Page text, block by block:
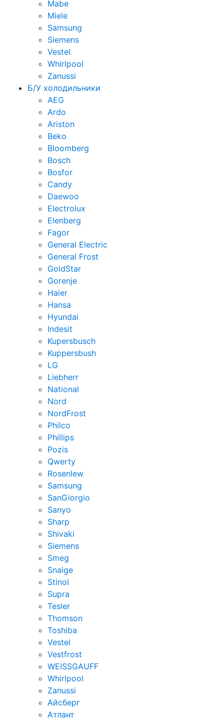
Mabe
Miele
Samsung
Siemens
Vestel
Whirlpool
Zanussi
Б/У холодильники
AEG
Ardo
Ariston
Beko
Bloomberg
Bosch
Bosfor
Candy
Daewoo
Electrolux
Elenberg
Fagor
General Electric
General Frost
GoldStar
Gorenje
Haier
Hansa
Hyundai
Indesit
Kupersbusch
Kuppersbush
LG
Liebherr
National
Nord
NordFrost
Philco
Phillips
Pozis
Qwerty
Rosenlew
Samsung
SanGiorgio
Sanyo
Sharp
Shivaki
Siemens
Smeg
Snaige
Stinol
Supra
Tesler
Thomson
Toshiba
Vestel
Vestfrost
WEISSGAUFF
Whirlpool
Zanussi
Айсберг
Атлант